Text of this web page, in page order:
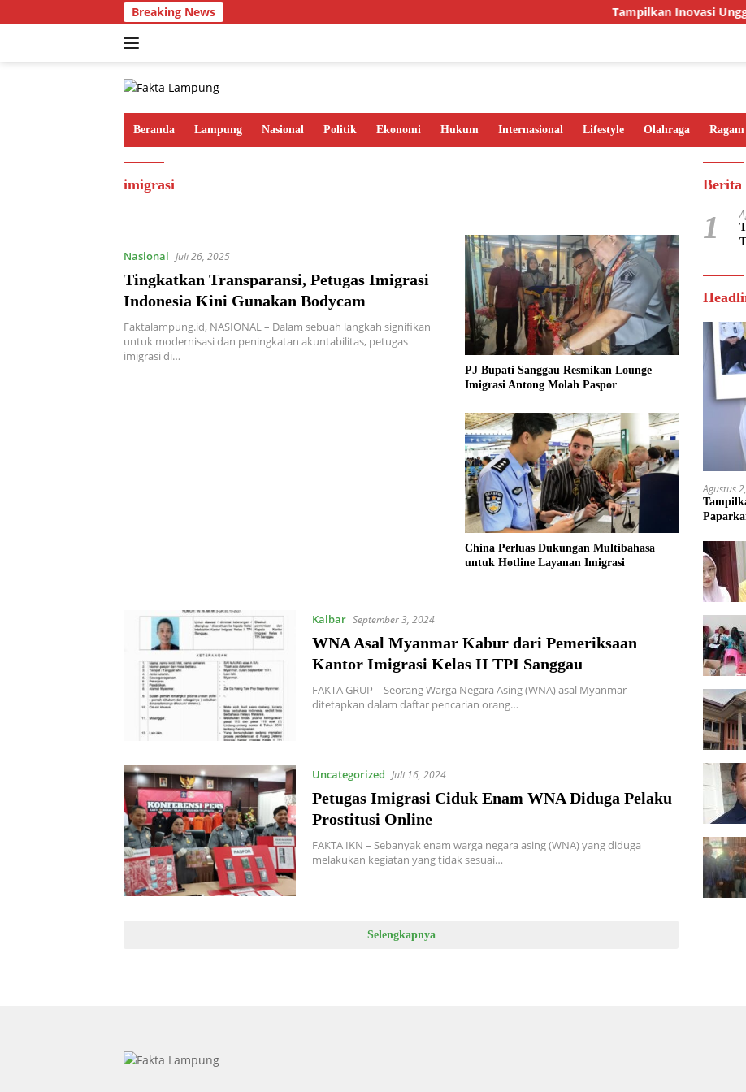
ke
Breaking News Tampilkan Inovasi
Beranda Lampung Nasional Politik Ekonomi Hukum Internasional Lifestyle Olahraga Ragam
imigrasi
Nasional Juli 26, 2025
Tingkatkan Transparansi, Petugas Imigrasi
Indonesia Kini Gunakan Bodycam
Faktalampung.id, NASIONAL – Dalam sebuah langkah signifikan
untuk modernisasi dan peningkatan akuntabilitas, petugas
imigrasi di…
PJ Bupati Sanggau Resmikan Lounge
Imigrasi Antong Molah Paspor
China Perluas Dukungan Multibahasa
untuk Hotline Layanan Imigrasi
Kalbar September 3, 2024
WNA Asal Myanmar Kabur dari Pemeriksaan
Kantor Imigrasi Kelas II TPI Sanggau
FAKTA GRUP – Seorang Warga Negara Asing (WNA) asal Myanmar
ditetapkan dalam daftar pencarian orang…
Uncategorized Juli 16, 2024
Petugas Imigrasi Ciduk Enam WNA Diduga Pelaku
Prostitusi Online
FAKTA IKN – Sebanyak enam warga negara asing (WNA) yang diduga
melakukan kegiatan yang tidak sesuai…
Selengkapnya
Berita
1
Agustus